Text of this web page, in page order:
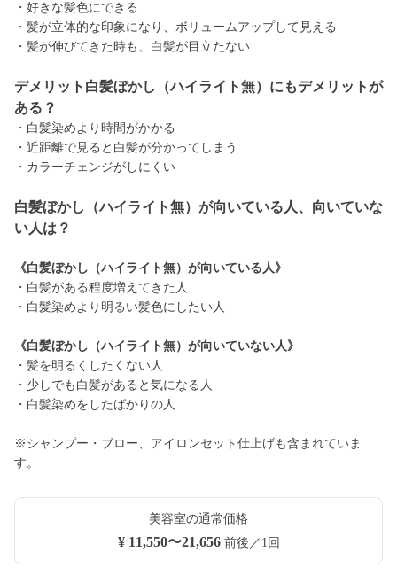
・好きな髪色にできる
・髪が立体的な印象になり、ボリュームアップして見える
・髪が伸びてきた時も、白髪が目立たない
デメリット白髪ぼかし（ハイライト無）にもデメリットが
ある？
・白髪染めより時間がかかる
・近距離で見ると白髪が分かってしまう
・カラーチェンジがしにくい
白髪ぼかし（ハイライト無）が向いている人、向いていな
い人は？
《白髪ぼかし（ハイライト無）が向いている人》
・白髪がある程度増えてきた人
・白髪染めより明るい髪色にしたい人
《白髪ぼかし（ハイライト無）が向いていない人》
・髪を明るくしたくない人
・少しでも白髪があると気になる人
・白髪染めをしたばかりの人
※シャンプー・ブロー、アイロンセット仕上げも含まれていま
す。
美容室の通常価格
¥ 11,550〜21,656前後／1回